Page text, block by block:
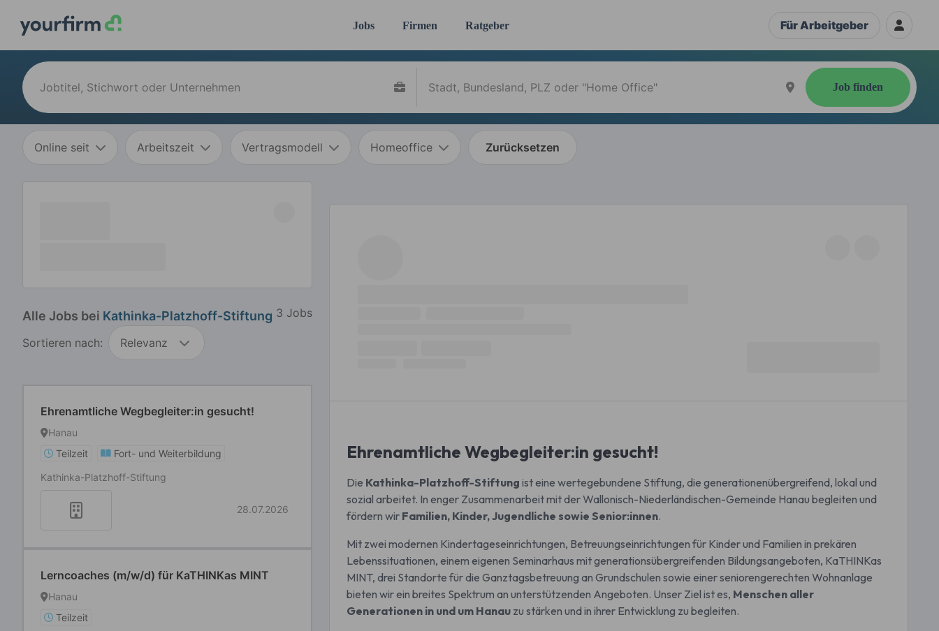
Jobs Firmen Ratgeber Für Arbeitgeber
Job finden
Online seit Arbeitszeit Vertragsmodell Homeoffice Zurücksetzen
Alle Jobs bei Kathinka-Platzhoff-Stiftung 3 Jobs
Sortieren nach: Relevanz
Ehrenamtliche Wegbegleiter:in gesucht!
Hanau
Teilzeit
Fort- und Weiterbildung
Kathinka-Platzhoff-Stiftung
28.07.2026
Lerncoaches (m/w/d) für KaTHINKas MINT
Hanau
Teilzeit